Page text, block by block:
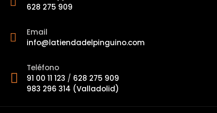
628 275 909
Email
info@latiendadelpinguino.com
Teléfono
91 00 11 123 / 628 275 909
983 296 314 (Valladolid)